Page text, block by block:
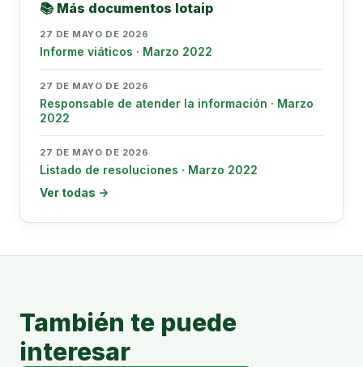
📚 Más documentos lotaip
27 DE MAYO DE 2026
Informe viáticos · Marzo 2022
27 DE MAYO DE 2026
Responsable de atender la información · Marzo
2022
27 DE MAYO DE 2026
Listado de resoluciones · Marzo 2022
Ver todas →
También te puede
interesar